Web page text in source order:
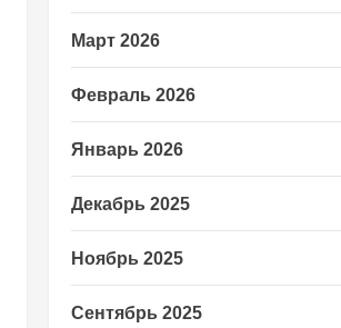
Март 2026
Февраль 2026
Январь 2026
Декабрь 2025
Ноябрь 2025
Сентябрь 2025